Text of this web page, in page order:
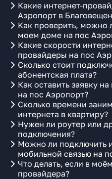
Какие интернет-
Аэропорт в
Как проверить, можно
моем доме на пос
Какие скорости
провайдеры на пос
Сколько стоит
абонентская плата?
Как оставить заявку
на пос Аэропорт?
Сколько времени
интернета в квартиру?
Нужен ли роутер или
подключения?
Можно ли подключить
мобильной связью на
Что делать, если в
провайдера?